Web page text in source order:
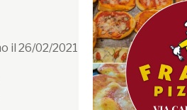
26/02/2021 n. 199/2021